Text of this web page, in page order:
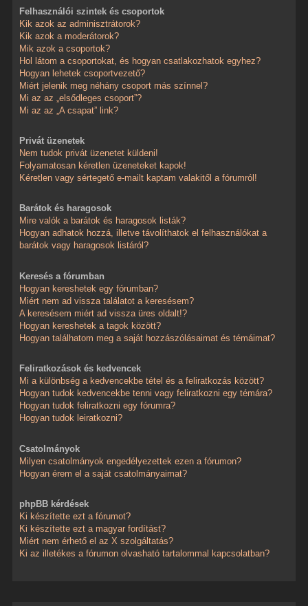
Felhasználói szintek és csoportok
Kik azok az adminisztrátorok?
Kik azok a moderátorok?
Mik azok a csoportok?
Hol látom a csoportokat, és hogyan csatlakozhatok egyhez?
Hogyan lehetek csoportvezető?
Miért jelenik meg néhány csoport más színnel?
Mi az az „elsődleges csoport”?
Mi az az „A csapat” link?
Privát üzenetek
Nem tudok privát üzenetet küldeni!
Folyamatosan kéretlen üzeneteket kapok!
Kéretlen vagy sértegető e-mailt kaptam valakitől a fórumról!
Barátok és haragosok
Mire valók a barátok és haragosok listák?
Hogyan adhatok hozzá, illetve távolíthatok el felhasználókat a
barátok vagy haragosok listáról?
Keresés a fórumban
Hogyan kereshetek egy fórumban?
Miért nem ad vissza találatot a keresésem?
A keresésem miért ad vissza üres oldalt!?
Hogyan kereshetek a tagok között?
Hogyan találhatom meg a saját hozzászólásaimat és témáimat?
Feliratkozások és kedvencek
Mi a különbség a kedvencekbe tétel és a feliratkozás között?
Hogyan tudok kedvencekbe tenni vagy feliratkozni egy témára?
Hogyan tudok feliratkozni egy fórumra?
Hogyan tudok leiratkozni?
Csatolmányok
Milyen csatolmányok engedélyezettek ezen a fórumon?
Hogyan érem el a saját csatolmányaimat?
phpBB kérdések
Ki készítette ezt a fórumot?
Ki készítette ezt a magyar fordítást?
Miért nem érhető el az X szolgáltatás?
Ki az illetékes a fórumon olvasható tartalommal kapcsolatban?